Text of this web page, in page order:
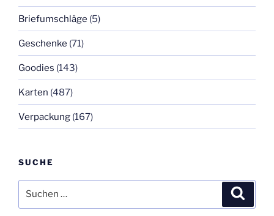
Briefumschläge (5)
Geschenke (71)
Goodies (143)
Karten (487)
Verpackung (167)
SUCHE
nach: